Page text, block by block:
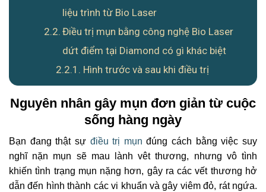
liệu trình từ Bio Laser
Điều trị mụn bằng công nghệ Bio Laser
dứt điểm tại Diamond có gì khác biệt
Hình trước và sau khi điều trị
Nguyên nhân gây mụn đơn giản từ cuộc
sống hàng ngày
Bạn đang thật sự điều trị mụn đúng cách bằng việc suy
nghĩ nặn mụn sẽ mau lành vêt thương, nhưng vô tình
khiến tình trạng mụn nặng hơn, gây ra các vết thương hở
dẫn đến hình thành các vi khuẩn và gây viêm đỏ, rát ngứa.